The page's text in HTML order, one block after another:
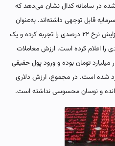
در سامانه کدال نشان می‌دهد که
قابل توجهی داشته‌اند. به‌عنوان
مثال، مجموعه پورتفوی یک شرکت افزایش نرخ ۲۲ درصدی را تجربه کرده و یک
افزایش سرمایه ۱۳۹ درصدی را اعلام کرده است. ارزش معاملات
در روز گذشته حدود ۱۰ هزار میلیارد تومان بوده و ورود پول حقیقی
تومان برآورد شده است. در مجموع، ارزش دلاری